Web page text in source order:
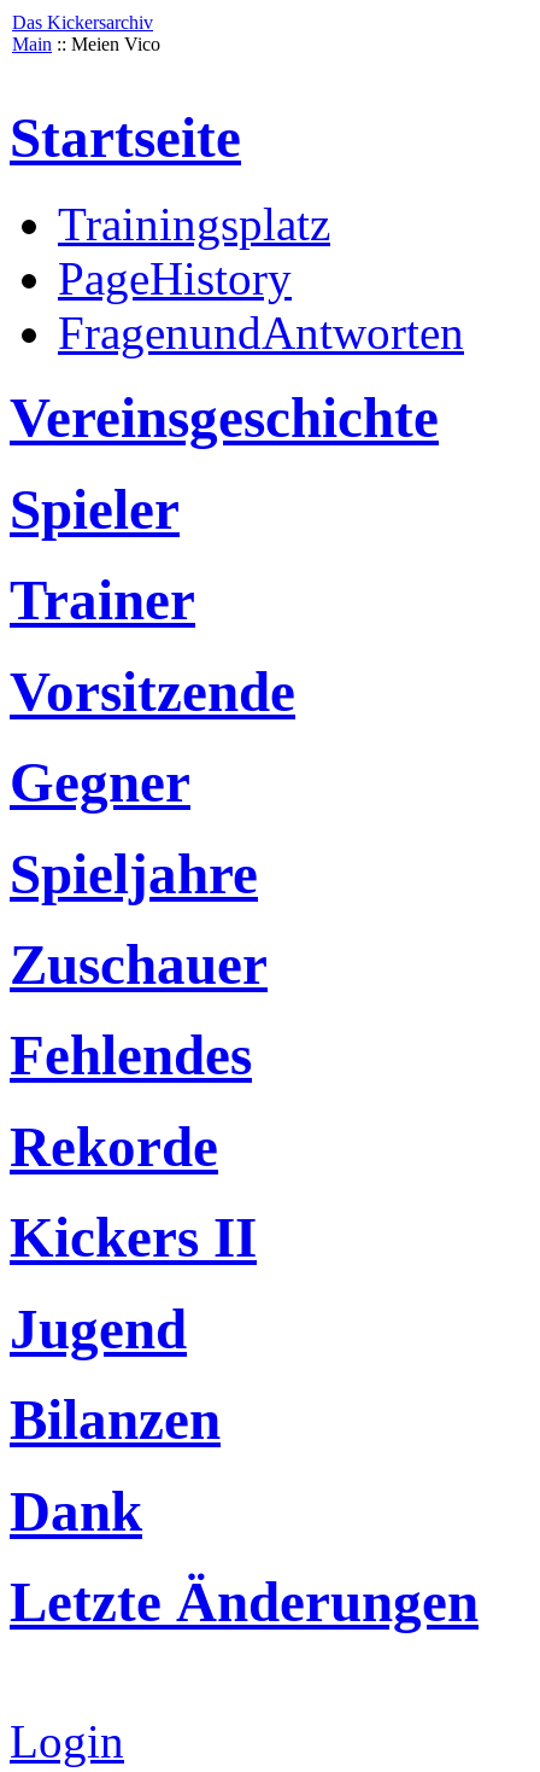
Das Kickersarchiv
Main :: Meien Vico
Startseite
Trainingsplatz
PageHistory
FragenundAntworten
Vereinsgeschichte
Spieler
Trainer
Vorsitzende
Gegner
Spieljahre
Zuschauer
Fehlendes
Rekorde
Kickers II
Jugend
Bilanzen
Dank
Letzte Änderungen
Login